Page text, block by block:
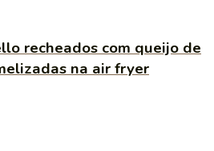
recheados com queijo de
na air fryer